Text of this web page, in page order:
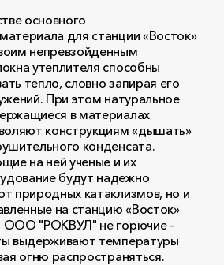
основного
для станции «Восток»
непревзойденным
утеплителя способны
тепло, словно запирая его
При этом натуральное
в материалах
конструкциям «дышать»
конденсата.
на ней ученые и их
будут надежно
природных катаклизмов, но и
на станцию «Восток»
ООО "РОКВУЛ" не горючие –
выдерживают температуры
огню распространяться.